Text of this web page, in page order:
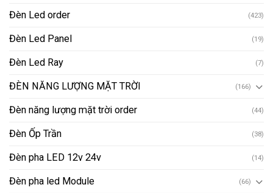
Đèn Led order (423)
Đèn Led Panel (19)
Đèn Led Ray (7)
ĐÈN NĂNG LƯỢNG MẶT TRỜI (166)
Đèn năng lượng mặt trời order (44)
Đèn Ốp Trần (38)
Đèn pha LED 12v 24v (14)
Đèn pha led Module (66)